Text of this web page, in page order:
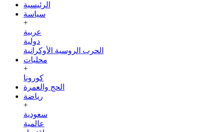
الرئيسية
سياسة
+
عربية
دولية
الحرب الروسية الأوكرانية
محليات
+
كورونا
الحج والعمرة
رياضة
+
سعودية
عالمية